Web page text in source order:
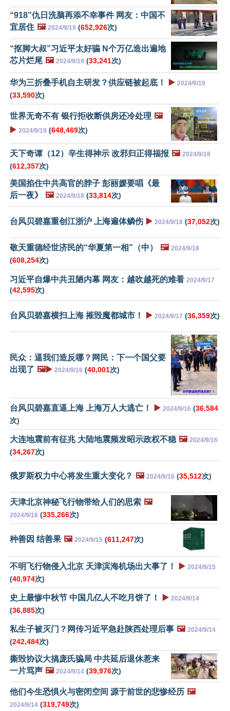
“918”仇日洗脑再添不幸事件 网友：中国不
宜居住 🖼️ 2024/9/19 (652,926次)
“抠脚大叔”习近平太好骗 N个万亿造出遍地
芯片烂尾 🖼️ 2024/9/19 (33,241次)
华为三折叠手机自主研发？供应链被起底！ ▶️ 2024/9/19
(33,590次)
世界无奇不有 银行拒收断供房还冷处理 🖼️
▶️ 2024/9/19 (648,469次)
天下奇谭（12）辛生得神示 改邪归正得福报 🖼️ 2024/9/18
(612,357次)
美国掐住中共高官的脖子 彭丽媛要唱《最
后一夜》
🖼️ 2024/9/18 (33,814次)
台风贝碧嘉重创江浙沪 上海遍体鳞伤 ▶️ 2024/9/18 (37,052次)
敬天重德经世济民的“华夏第一相”（中） 🖼️ 2024/9/18
(608,254次)
习近平自爆中共丑陋内幕 网友：越吹越死的难看 2024/9/17
(42,595次)
台风贝碧嘉横扫上海 摧毁魔都城市！ ▶️ 2024/9/17 (36,359次)
民众：逼我们造反哪？网民：下一个国父要
出现了 🖼️▶️ 2024/9/16 (40,001次)
台风贝碧嘉直逼上海 上海万人大逃亡！ ▶️ 2024/9/16 (36,584
次)
大连地震前有征兆 大陆地震频发昭示政权不稳 🖼️ 2024/9/16
(34,267次)
俄罗斯权力中心将发生重大变化？ 🖼️ 2024/9/16 (35,512次)
天津北京神秘飞行物带给人们的思索 🖼️
2024/9/16 (335,266次)
种善因 结善果 🖼️ 2024/9/15 (611,247次)
不明飞行物侵入北京 天津滨海机场出大事了！ ▶️ 2024/9/15
(40,974次)
史上最惨中秋节 中国几亿人不吃月饼了！ ▶️ 2024/9/14
(36,885次)
私生子被灭门？网传习近平急赴陕西处理后事 🖼️ 2024/9/14
(242,484次)
撕毁协议大搞庞氏骗局 中共延后退休惹来
一片骂声 🖼️ 2024/9/14 (39,976次)
他们今生恐惧火与密闭空间 源于前世的悲惨经历 🖼️
2024/9/14 (319,749次)